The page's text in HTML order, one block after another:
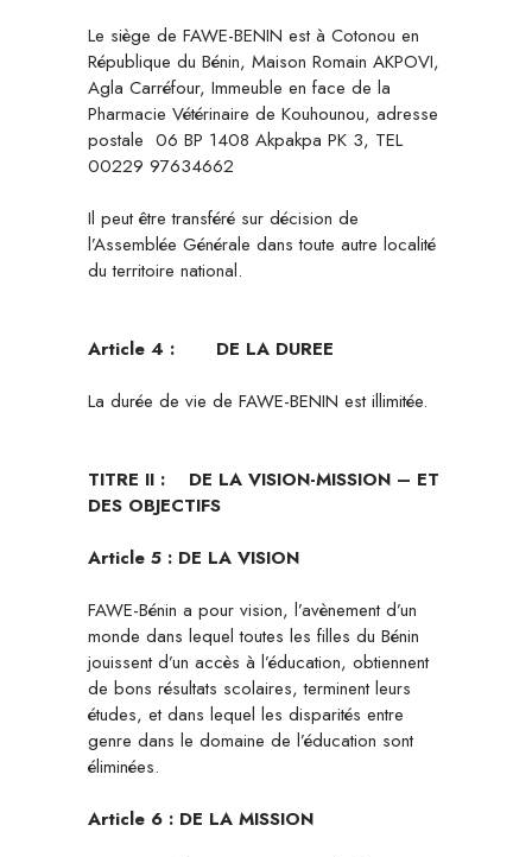
Le siège de FAWE-BENIN est à Cotonou en
République du Bénin, Maison Romain AKPOVI,
Agla Carréfour, Immeuble en face de la
Pharmacie Vétérinaire de Kouhounou, adresse
postale 06 BP 1408 Akpakpa PK 3, TEL
00229 97634662
Il peut être transféré sur décision de
l’Assemblée Générale dans toute autre localité
du territoire national.
Article 4 :
DE LA DUREE
La durée de vie de FAWE-BENIN est illimitée.
TITRE II : DE LA VISION-MISSION – ET
DES OBJECTIFS
Article 5 : DE LA VISION
FAWE-Bénin a pour vision, l’avènement d’un
monde dans lequel toutes les filles du Bénin
jouissent d’un accès à l’éducation, obtiennent
de bons résultats scolaires, terminent leurs
études, et dans lequel les disparités entre
genre dans le domaine de l’éducation sont
éliminées.
Article 6 : DE LA MISSION